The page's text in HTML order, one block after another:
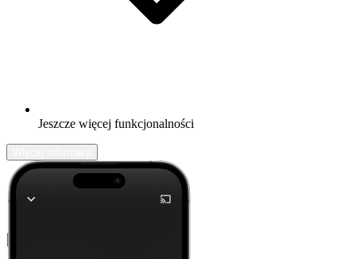
Jeszcze więcej funkcjonalności